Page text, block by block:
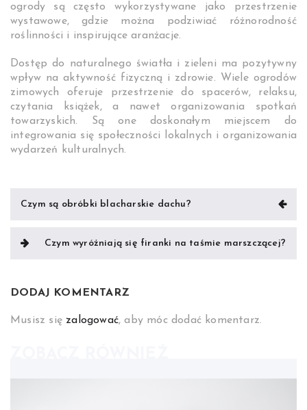
ogrody są często wykorzystywane jako przestrzenie
wystawowe, gdzie można podziwiać różnorodność
roślinności i inspirujące aranżacje.
Dostęp do naturalnego światła i zieleni ma pozytywny
wpływ na aktywność fizyczną i zdrowie. Wiele ogrodów
zimowych oferuje przestrzenie do spacerów, relaksu,
czytania książek, a nawet organizowania spotkań
towarzyskich. Są one doskonałym miejscem do
integrowania się społeczności lokalnych i organizowania
wydarzeń kulturalnych.
Nawigacja
Czym są obróbki blacharskie dachu?
Czym wyróżniają się firanki na taśmie marszczącej?
DODAJ KOMENTARZ
Musisz się zalogować, aby móc dodać komentarz.